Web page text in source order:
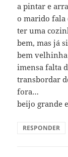
a pintar e
o marido fala
ter uma
bem, mas já
bem
imensa falta
transbordar
fora…
beijo grande
RESPONDER